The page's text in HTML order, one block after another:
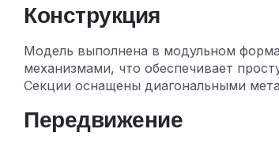
Конструкция
Модель выполнена в модульном
механизмами, что обеспечивает
Секции оснащены диагональными
Передвижение